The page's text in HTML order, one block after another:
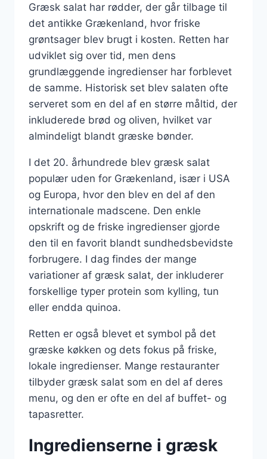
Græsk salat har rødder, der går tilbage til
det antikke Grækenland, hvor friske
grøntsager blev brugt i kosten. Retten har
udviklet sig over tid, men dens
grundlæggende ingredienser har forblevet
de samme. Historisk set blev salaten ofte
serveret som en del af en større måltid, der
inkluderede brød og oliven, hvilket var
almindeligt blandt græske bønder.
I det 20. århundrede blev græsk salat
populær uden for Grækenland, især i USA
og Europa, hvor den blev en del af den
internationale madscene. Den enkle
opskrift og de friske ingredienser gjorde
den til en favorit blandt sundhedsbevidste
forbrugere. I dag findes der mange
variationer af græsk salat, der inkluderer
forskellige typer protein som kylling, tun
eller endda quinoa.
Retten er også blevet et symbol på det
græske køkken og dets fokus på friske,
lokale ingredienser. Mange restauranter
tilbyder græsk salat som en del af deres
menu, og den er ofte en del af buffet- og
tapasretter.
Ingredienserne i græsk